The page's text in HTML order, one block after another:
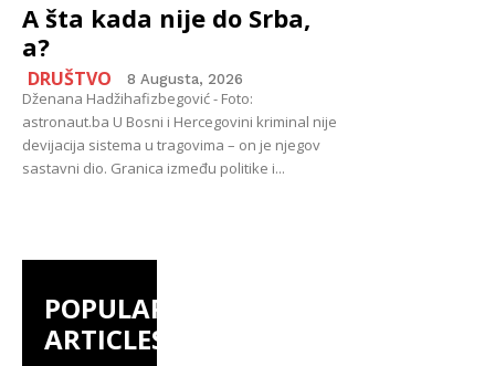
A šta kada nije do Srba,
a?
DRUŠTVO 8 Augusta, 2026
Dženana Hadžihafizbegović - Foto:
astronaut.ba U Bosni i Hercegovini kriminal nije
devijacija sistema u tragovima – on je njegov
sastavni dio. Granica između politike i...
POPULAR
ARTICLES